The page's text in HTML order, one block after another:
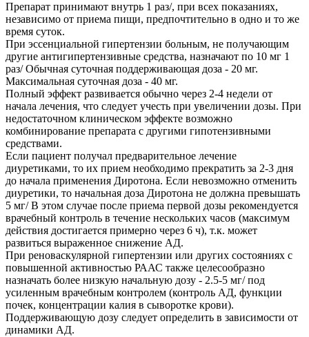
Препарат принимают внутрь 1 раз/, при всех показаниях,
независимо от приема пищи, предпочтительно в одно и то же
время суток.
При эссенциальной гипертензии больным, не получающим
другие антигипертензивные средства, назначают по 10 мг 1
раз/ Обычная суточная поддерживающая доза - 20 мг.
Максимальная суточная доза - 40 мг.
Полный эффект развивается обычно через 2-4 недели от
начала лечения, что следует учесть при увеличении дозы. При
недостаточном клиническом эффекте возможно
комбинирование препарата с другими гипотензивными
средствами.
Если пациент получал предварительное лечение
диуретиками, то их прием необходимо прекратить за 2-3 дня
до начала применения Диротона. Если невозможно отменить
диуретики, то начальная доза Диротона не должна превышать
5 мг/ В этом случае после приема первой дозы рекомендуется
врачебный контроль в течение нескольких часов (максимум
действия достигается примерно через 6 ч), т.к. может
развиться выраженное снижение АД.
При реноваскулярной гипертензии или других состояниях с
повышенной активностью РААС также целесообразно
назначать более низкую начальную дозу - 2.5-5 мг/ под
усиленным врачебным контролем (контроль АД, функции
почек, концентрации калия в сыворотке крови).
Поддерживающую дозу следует определить в зависимости от
динамики АД.